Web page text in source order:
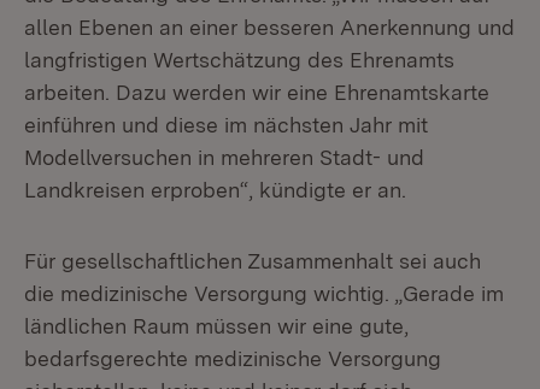
allen Ebenen an einer besseren Anerkennung und
langfristigen Wertschätzung des Ehrenamts
arbeiten. Dazu werden wir eine Ehrenamtskarte
einführen und diese im nächsten Jahr mit
Modellversuchen in mehreren Stadt- und
Landkreisen erproben“, kündigte er an.
Für gesellschaftlichen Zusammenhalt sei auch
die medizinische Versorgung wichtig. „Gerade im
ländlichen Raum müssen wir eine gute,
bedarfsgerechte medizinische Versorgung